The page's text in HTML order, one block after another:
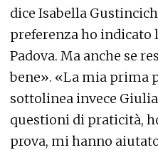
dice Isabella
preferenza ho indicato
Padova. Ma anche se
bene». «La mia prima
sottolinea invece
questioni di praticità,
prova, mi hanno